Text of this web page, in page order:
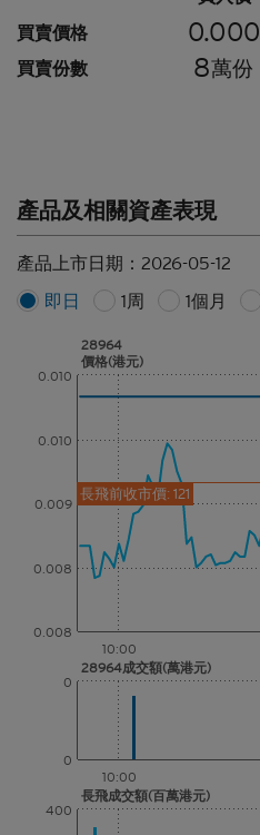
買賣價格
0.000
買賣份數 8萬份
產品及相關資產表現
產品上市日期： 2026-05-12
即日
1周 1個月
28964
價格(港元)
28964成交額(萬港元)
長飛成交額(百萬港元)
10:00
10:00
0.008
0.008
0.009
0.010
0.010
0
0
400
長飛前收市價: 121